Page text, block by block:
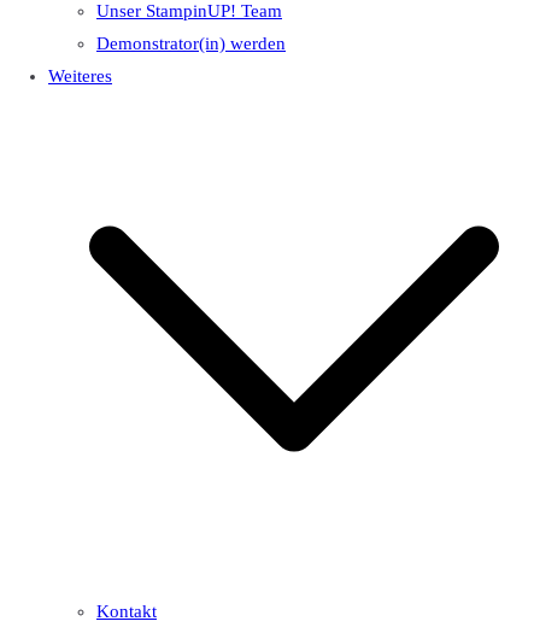
Unser StampinUP! Team
Demonstrator(in) werden
Weiteres
Kontakt